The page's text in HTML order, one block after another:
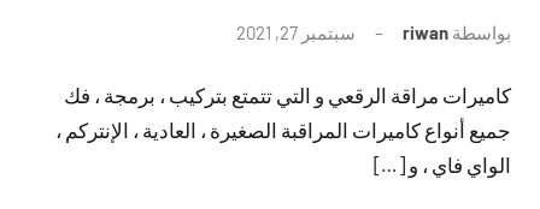
بواسطة riwan سبتمبر 27, 2021
تعليقات
كاميرات مراقة الرقعي و التي تتمتع بتركيب ، برمجة ، فك
جميع أنواع كاميرات المراقبة الصغيرة ، العادية ، الإنتركم ،
الواي فاي ، و […]